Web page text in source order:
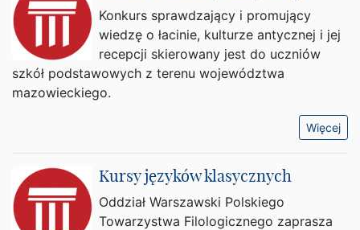
Konkurs sprawdzający i promujący
wiedzę o łacinie, kulturze antycznej i jej
recepcji skierowany jest do uczniów
szkół podstawowych z terenu województwa
mazowieckiego.
Więcej
Kursy języków klasycznych
Oddział Warszawski Polskiego
Towarzystwa Filologicznego zaprasza